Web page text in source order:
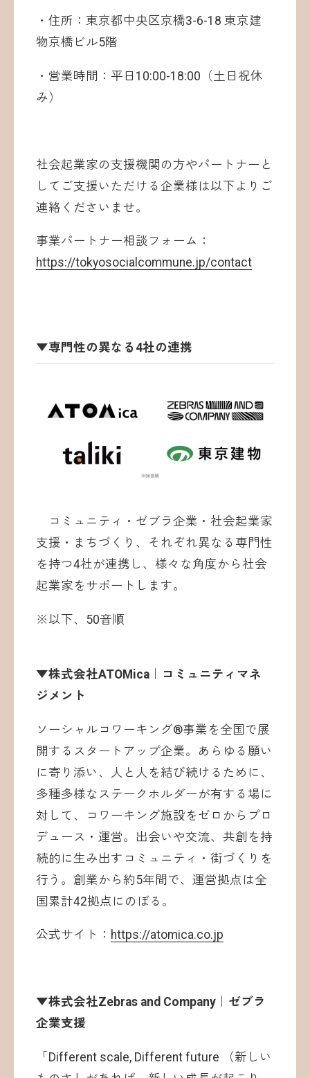
・住所：東京都中央区京橋3-6-18 東京建
物京橋ビル5階
・営業時間：平日10:00-18:00（土日祝休
み）
社会起業家の支援機関の方やパートナーと
してご支援いただける企業様は以下よりご
連絡くださいませ。
事業パートナー相談フォーム：
https://tokyosocialcommune.jp/contact
▼専門性の異なる4社の連携
コミュニティ・ゼブラ企業・社会起業家
支援・まちづくり、それぞれ異なる専門性
を持つ4社が連携し、様々な角度から社会
起業家をサポートします。
※以下、50音順
▼株式会社ATOMica｜コミュニティマネ
ジメント
ソーシャルコワーキング®事業を全国で展
開するスタートアップ企業。あらゆる願い
に寄り添い、人と人を結び続けるために、
多種多様なステークホルダーが有する場に
対して、コワーキング施設をゼロからプロ
デュース・運営。出会いや交流、共創を持
続的に生み出すコミュニティ・街づくりを
行う。創業から約5年間で、運営拠点は全
国累計42拠点にのぼる。
公式サイト： https://atomica.co.jp
▼株式会社Zebras and Company｜ゼブラ
企業支援
「Different scale, Different future （新しい